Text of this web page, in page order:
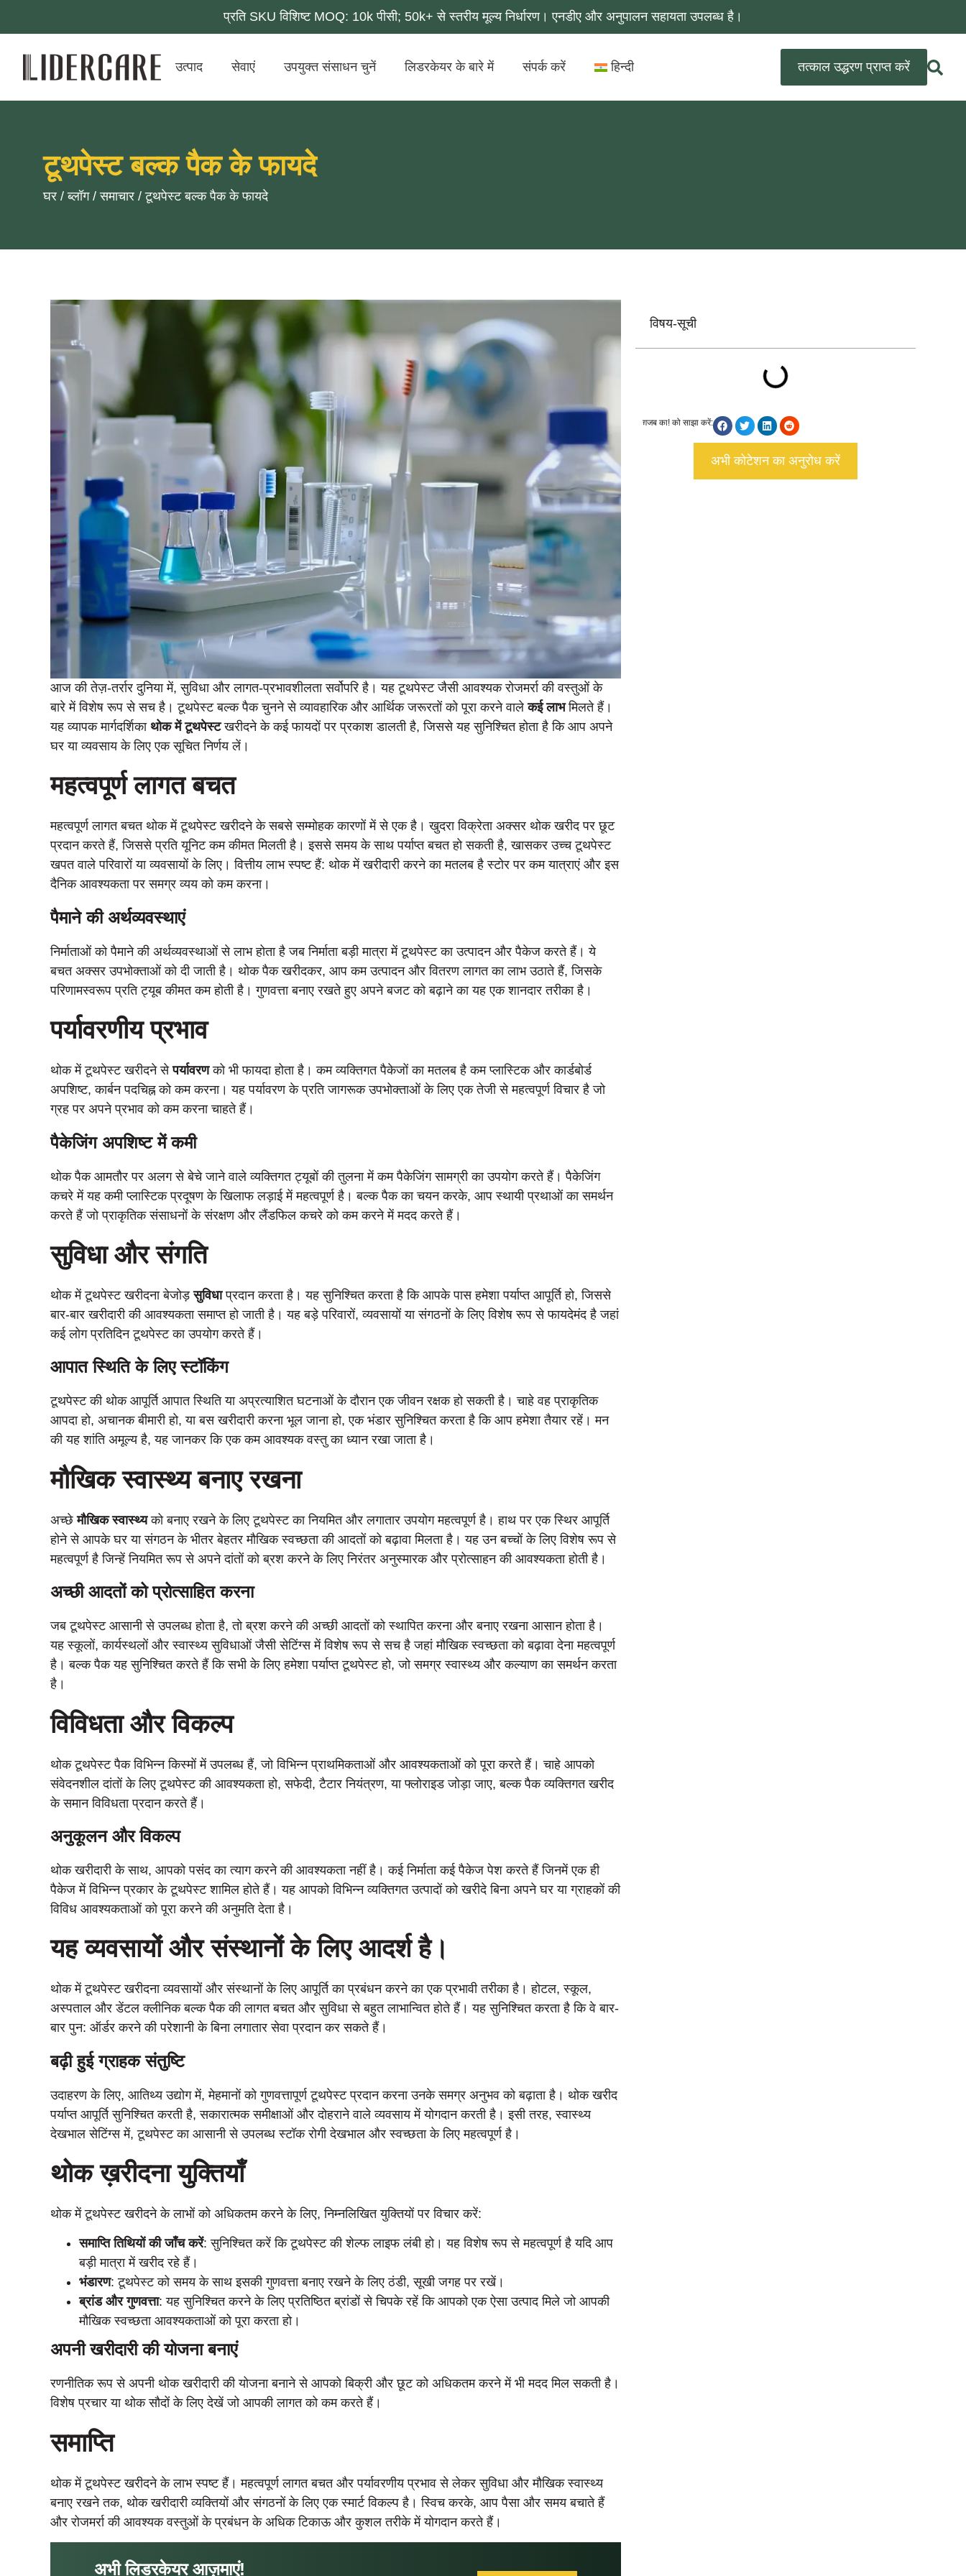
प्रति SKU विशिष्ट MOQ: 10k पीसी; 50k+ से स्तरीय मूल्य निर्धारण। एनडीए और अनुपालन सहायता उपलब्ध है।
उत्पाद सेवाएं उपयुक्त संसाधन चुनें लिडरकेयर के बारे में संपर्क करें हिन्दी तत्काल उद्धरण प्राप्त करें
टूथपेस्ट बल्क पैक के फायदे
घर /ब्लॉग/समाचार /टूथपेस्ट बल्क पैक के फायदे
आज की तेज़-तर्रार दुनिया में, सुविधा और लागत-प्रभावशीलता सर्वोपरि है। यह टूथपेस्ट जैसी आवश्यक रोजमर्रा की वस्तुओं के
बारे में विशेष रूप से सच है। टूथपेस्ट बल्क पैक चुनने से व्यावहारिक और आर्थिक जरूरतों को पूरा करने वालेकई लाभमिलते हैं।
यह व्यापक मार्गदर्शिका थोक में टूथपेस्टखरीदने के कई फायदों पर प्रकाश डालती है, जिससे यह सुनिश्चित होता है कि आप अपने
घर या व्यवसाय के लिए एक सूचित निर्णय लें।
महत्वपूर्ण लागत बचत
महत्वपूर्ण लागत बचत थोक में टूथपेस्ट खरीदने के सबसे सम्मोहक कारणों में से एक है। खुदरा विक्रेता अक्सर थोक खरीद पर छूट
प्रदान करते हैं, जिससे प्रति यूनिट कम कीमत मिलती है। इससे समय के साथ पर्याप्त बचत हो सकती है, खासकर उच्च टूथपेस्ट
खपत वाले परिवारों या व्यवसायों के लिए। वित्तीय लाभ स्पष्ट हैं: थोक में खरीदारी करने का मतलब है स्टोर पर कम यात्राएं और इस
दैनिक आवश्यकता पर समग्र व्यय को कम करना।
पैमाने की अर्थव्यवस्थाएं
निर्माताओं को पैमाने की अर्थव्यवस्थाओं से लाभ होता है जब निर्माता बड़ी मात्रा में टूथपेस्ट का उत्पादन और पैकेज करते हैं। ये
बचत अक्सर उपभोक्ताओं को दी जाती है। थोक पैक खरीदकर, आप कम उत्पादन और वितरण लागत का लाभ उठाते हैं, जिसके
परिणामस्वरूप प्रति ट्यूब कीमत कम होती है। गुणवत्ता बनाए रखते हुए अपने बजट को बढ़ाने का यह एक शानदार तरीका है।
पर्यावरणीय प्रभाव
थोक में टूथपेस्ट खरीदने सेपर्यावरणको भी फायदा होता है। कम व्यक्तिगत पैकेजों का मतलब है कम प्लास्टिक और कार्डबोर्ड
अपशिष्ट, कार्बन पदचिह्न को कम करना। यह पर्यावरण के प्रति जागरूक उपभोक्ताओं के लिए एक तेजी से महत्वपूर्ण विचार है जो
ग्रह पर अपने प्रभाव को कम करना चाहते हैं।
पैकेजिंग अपशिष्ट में कमी
थोक पैक आमतौर पर अलग से बेचे जाने वाले व्यक्तिगत ट्यूबों की तुलना में कम पैकेजिंग सामग्री का उपयोग करते हैं। पैकेजिंग
कचरे में यह कमी प्लास्टिक प्रदूषण के खिलाफ लड़ाई में महत्वपूर्ण है। बल्क पैक का चयन करके, आप स्थायी प्रथाओं का समर्थन
करते हैं जो प्राकृतिक संसाधनों के संरक्षण और लैंडफिल कचरे को कम करने में मदद करते हैं।
सुविधा और संगति
थोक में टूथपेस्ट खरीदना बेजोड़सुविधाप्रदान करता है। यह सुनिश्चित करता है कि आपके पास हमेशा पर्याप्त आपूर्ति हो, जिससे
बार-बार खरीदारी की आवश्यकता समाप्त हो जाती है। यह बड़े परिवारों, व्यवसायों या संगठनों के लिए विशेष रूप से फायदेमंद है जहां
कई लोग प्रतिदिन टूथपेस्ट का उपयोग करते हैं।
आपात स्थिति के लिए स्टॉकिंग
टूथपेस्ट की थोक आपूर्ति आपात स्थिति या अप्रत्याशित घटनाओं के दौरान एक जीवन रक्षक हो सकती है। चाहे वह प्राकृतिक
आपदा हो, अचानक बीमारी हो, या बस खरीदारी करना भूल जाना हो, एक भंडार सुनिश्चित करता है कि आप हमेशा तैयार रहें। मन
की यह शांति अमूल्य है, यह जानकर कि एक कम आवश्यक वस्तु का ध्यान रखा जाता है।
मौखिक स्वास्थ्य बनाए रखना
अच्छेमौखिक स्वास्थ्यको बनाए रखने के लिए टूथपेस्ट का नियमित और लगातार उपयोग महत्वपूर्ण है। हाथ पर एक स्थिर आपूर्ति
होने से आपके घर या संगठन के भीतर बेहतर मौखिक स्वच्छता की आदतों को बढ़ावा मिलता है। यह उन बच्चों के लिए विशेष रूप से
महत्वपूर्ण है जिन्हें नियमित रूप से अपने दांतों को ब्रश करने के लिए निरंतर अनुस्मारक और प्रोत्साहन की आवश्यकता होती है।
अच्छी आदतों को प्रोत्साहित करना
जब टूथपेस्ट आसानी से उपलब्ध होता है, तो ब्रश करने की अच्छी आदतों को स्थापित करना और बनाए रखना आसान होता है।
यह स्कूलों, कार्यस्थलों और स्वास्थ्य सुविधाओं जैसी सेटिंग्स में विशेष रूप से सच है जहां मौखिक स्वच्छता को बढ़ावा देना महत्वपूर्ण
है। बल्क पैक यह सुनिश्चित करते हैं कि सभी के लिए हमेशा पर्याप्त टूथपेस्ट हो, जो समग्र स्वास्थ्य और कल्याण का समर्थन करता
है।
विविधता और विकल्प
थोक टूथपेस्ट पैक विभिन्न किस्मों में उपलब्ध हैं, जो विभिन्न प्राथमिकताओं और आवश्यकताओं को पूरा करते हैं। चाहे आपको
संवेदनशील दांतों के लिए टूथपेस्ट की आवश्यकता हो, सफेदी, टैटार नियंत्रण, या फ्लोराइड जोड़ा जाए, बल्क पैक व्यक्तिगत खरीद
के समान विविधता प्रदान करते हैं।
अनुकूलन और विकल्प
थोक खरीदारी के साथ, आपको पसंद का त्याग करने की आवश्यकता नहीं है। कई निर्माता कई पैकेज पेश करते हैं जिनमें एक ही
पैकेज में विभिन्न प्रकार के टूथपेस्ट शामिल होते हैं। यह आपको विभिन्न व्यक्तिगत उत्पादों को खरीदे बिना अपने घर या ग्राहकों की
विविध आवश्यकताओं को पूरा करने की अनुमति देता है।
यह व्यवसायों और संस्थानों के लिए आदर्श है।
थोक में टूथपेस्ट खरीदना व्यवसायों और संस्थानों के लिए आपूर्ति का प्रबंधन करने का एक प्रभावी तरीका है। होटल, स्कूल,
अस्पताल और डेंटल क्लीनिक बल्क पैक की लागत बचत और सुविधा से बहुत लाभान्वित होते हैं। यह सुनिश्चित करता है कि वे बार-
बार पुन: ऑर्डर करने की परेशानी के बिना लगातार सेवा प्रदान कर सकते हैं।
बढ़ी हुई ग्राहक संतुष्टि
उदाहरण के लिए, आतिथ्य उद्योग में, मेहमानों को गुणवत्तापूर्ण टूथपेस्ट प्रदान करना उनके समग्र अनुभव को बढ़ाता है। थोक खरीद
पर्याप्त आपूर्ति सुनिश्चित करती है, सकारात्मक समीक्षाओं और दोहराने वाले व्यवसाय में योगदान करती है। इसी तरह, स्वास्थ्य
देखभाल सेटिंग्स में, टूथपेस्ट का आसानी से उपलब्ध स्टॉक रोगी देखभाल और स्वच्छता के लिए महत्वपूर्ण है।
थोक ख़रीदना युक्तियाँ
थोक में टूथपेस्ट खरीदने के लाभों को अधिकतम करने के लिए, निम्नलिखित युक्तियों पर विचार करें:
समाप्ति तिथियों की जाँच करें: सुनिश्चित करें कि टूथपेस्ट की शेल्फ लाइफ लंबी हो। यह विशेष रूप से महत्वपूर्ण है यदि आप
बड़ी मात्रा में खरीद रहे हैं।
भंडारण: टूथपेस्ट को समय के साथ इसकी गुणवत्ता बनाए रखने के लिए ठंडी, सूखी जगह पर रखें।
ब्रांड और गुणवत्ता: यह सुनिश्चित करने के लिए प्रतिष्ठित ब्रांडों से चिपके रहें कि आपको एक ऐसा उत्पाद मिले जो आपकी
मौखिक स्वच्छता आवश्यकताओं को पूरा करता हो।
अपनी खरीदारी की योजना बनाएं
रणनीतिक रूप से अपनी थोक खरीदारी की योजना बनाने से आपको बिक्री और छूट को अधिकतम करने में भी मदद मिल सकती है।
विशेष प्रचार या थोक सौदों के लिए देखें जो आपकी लागत को कम करते हैं।
समाप्ति
थोक में टूथपेस्ट खरीदने के लाभ स्पष्ट हैं। महत्वपूर्ण लागत बचत और पर्यावरणीय प्रभाव से लेकर सुविधा और मौखिक स्वास्थ्य
बनाए रखने तक, थोक खरीदारी व्यक्तियों और संगठनों के लिए एक स्मार्ट विकल्प है। स्विच करके, आप पैसा और समय बचाते हैं
और रोजमर्रा की आवश्यक वस्तुओं के प्रबंधन के अधिक टिकाऊ और कुशल तरीके में योगदान करते हैं।
अभी लिडरकेयर आज़माएं!
विषय-सूची
ग़जब का! को साझा करें:
अभी कोटेशन का अनुरोध करें